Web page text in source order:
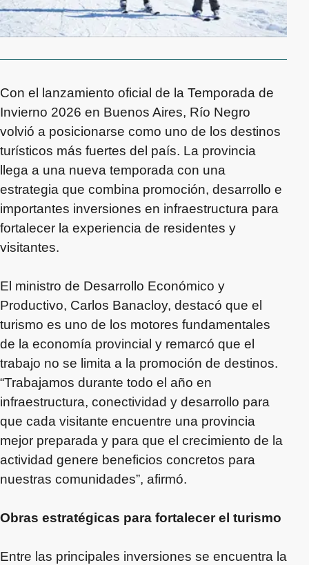
Con el lanzamiento oficial de la Temporada de
Invierno 2026 en Buenos Aires, Río Negro
volvió a posicionarse como uno de los destinos
turísticos más fuertes del país. La provincia
llega a una nueva temporada con una
estrategia que combina promoción, desarrollo e
importantes inversiones en infraestructura para
fortalecer la experiencia de residentes y
visitantes.
El ministro de Desarrollo Económico y
Productivo, Carlos Banacloy, destacó que el
turismo es uno de los motores fundamentales
de la economía provincial y remarcó que el
trabajo no se limita a la promoción de destinos.
“Trabajamos durante todo el año en
infraestructura, conectividad y desarrollo para
que cada visitante encuentre una provincia
mejor preparada y para que el crecimiento de la
actividad genere beneficios concretos para
nuestras comunidades”, afirmó.
Obras estratégicas para fortalecer el turismo
Entre las principales inversiones se encuentra la